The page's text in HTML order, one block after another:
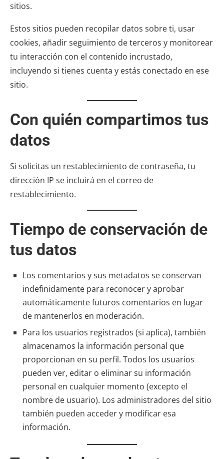
sitios.
Estos sitios pueden recopilar datos sobre ti, usar
cookies, añadir seguimiento de terceros y monitorear
tu interacción con el contenido incrustado,
incluyendo si tienes cuenta y estás conectado en ese
sitio.
Con quién compartimos tus
datos
Si solicitas un restablecimiento de contraseña, tu
dirección IP se incluirá en el correo de
restablecimiento.
Tiempo de conservación de
tus datos
Los comentarios y sus metadatos se conservan
indefinidamente para reconocer y aprobar
automáticamente futuros comentarios en lugar
de mantenerlos en moderación.
Para los usuarios registrados (si aplica), también
almacenamos la información personal que
proporcionan en su perfil. Todos los usuarios
pueden ver, editar o eliminar su información
personal en cualquier momento (excepto el
nombre de usuario). Los administradores del sitio
también pueden acceder y modificar esa
información.